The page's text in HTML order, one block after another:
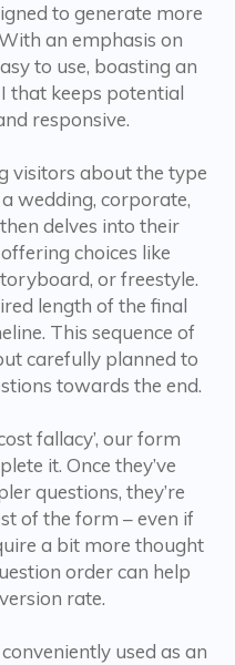
to generate more
an emphasis on
to use, boasting an
that keeps potential
responsive.
visitors about the type
wedding, corporate,
delves into their
choices like
or freestyle.
length of the final
This sequence of
carefully planned to
towards the end.
fallacy’, our form
it. Once they’ve
questions, they’re
of the form – even if
a bit more thought
order can help
rate.
used as an